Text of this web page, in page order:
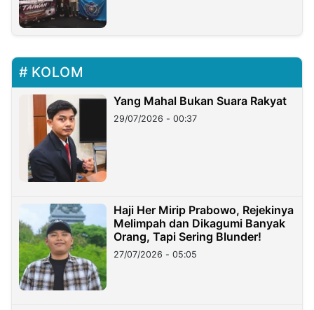
KOLOM
Yang Mahal Bukan Suara Rakyat
29/07/2026 - 00:37
Haji Her Mirip Prabowo, Rejekinya
Melimpah dan Dikagumi Banyak
Orang, Tapi Sering Blunder!
27/07/2026 - 05:05